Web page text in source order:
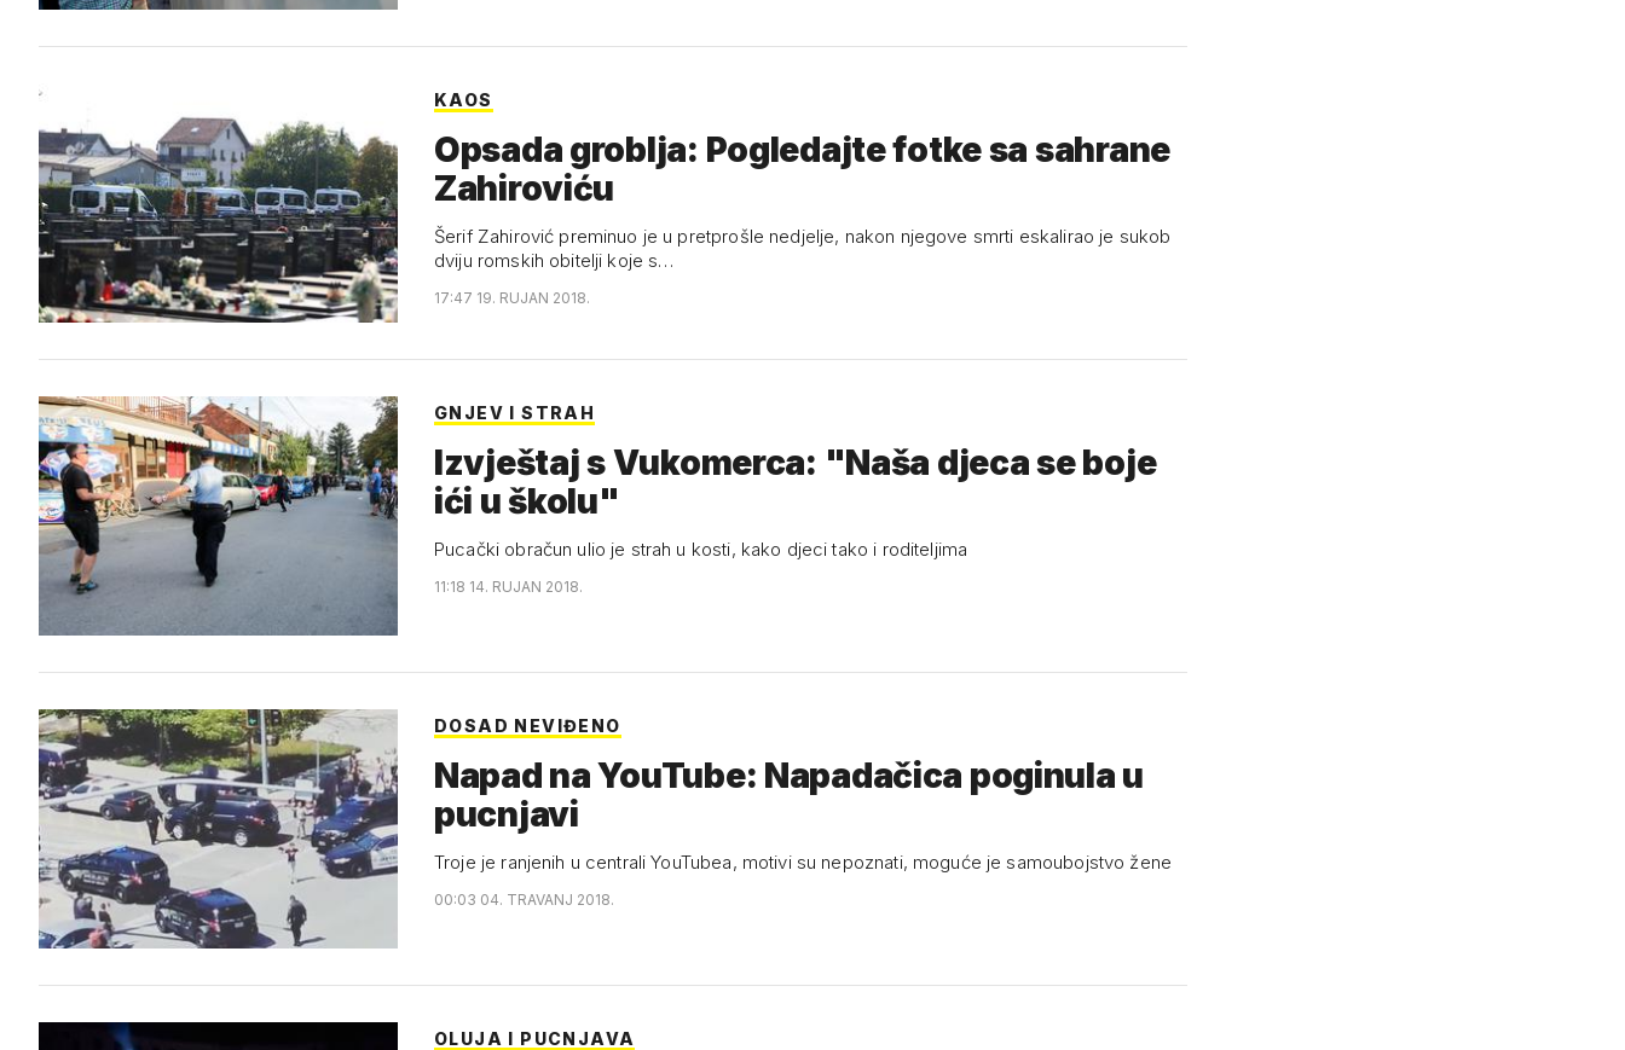
KAOS
Opsada groblja: Pogledajte fotke sa sahrane
Zahiroviću
Šerif Zahirović preminuo je u pretprošle nedjelje, nakon njegove smrti eskalirao je sukob
dviju romskih obitelji koje s…
17:47 19. RUJAN 2018.
GNJEV I STRAH
Izvještaj s Vukomerca: "Naša djeca se boje
ići u školu"
Pucački obračun ulio je strah u kosti, kako djeci tako i roditeljima
11:18 14. RUJAN 2018.
DOSAD NEVIĐENO
Napad na YouTube: Napadačica poginula u
pucnjavi
Troje je ranjenih u centrali YouTubea, motivi su nepoznati, moguće je samoubojstvo žene
00:03 04. TRAVANJ 2018.
OLUJA I PUCNJAVA